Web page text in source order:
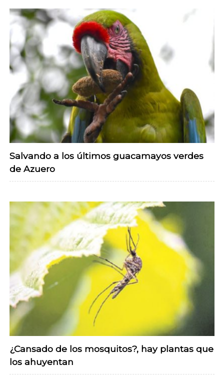
Salvando a los últimos guacamayos verdes
de Azuero
¿Cansado de los mosquitos?, hay plantas que
los ahuyentan